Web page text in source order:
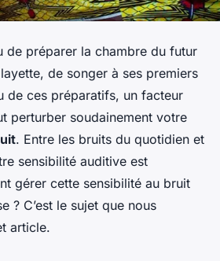
de préparer la chambre du futur
de songer à ses premiers
de ces préparatifs, un facteur
perturber soudainement votre
. Entre les bruits du quotidien et
sensibilité auditive est
gérer cette sensibilité au bruit
? C’est le sujet que nous
article.